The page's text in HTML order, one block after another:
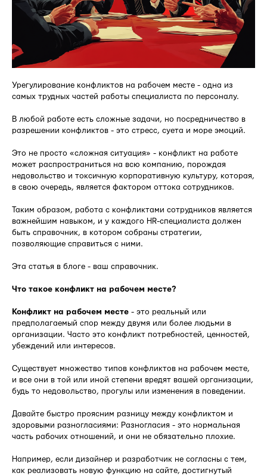
Урегулирование конфликтов на рабочем месте - одна из
самых трудных частей работы специалиста по персоналу.
В любой работе есть сложные задачи, но посредничество в
разрешении конфликтов - это стресс, суета и море эмоций.
Это не просто «сложная ситуация» - конфликт на работе
может распространиться на всю компанию, порождая
недовольство и токсичную корпоративную культуру, которая,
в свою очередь, является фактором оттока сотрудников.
Таким образом, работа с конфликтами сотрудников является
важнейшим навыком, и у каждого HR-специалиста должен
быть справочник, в котором собраны стратегии,
позволяющие справиться с ними.
Эта статья в блоге - ваш справочник.
Что такое конфликт на рабочем месте?
Конфликт на рабочем месте - это реальный или
предполагаемый спор между двумя или более людьми в
организации. Часто это конфликт потребностей, ценностей,
убеждений или интересов.
Существует множество типов конфликтов на рабочем месте,
и все они в той или иной степени вредят вашей организации,
будь то недовольство, прогулы или изменения в поведении.
Давайте быстро проясним разницу между конфликтом и
здоровыми разногласиями: Разногласия - это нормальная
часть рабочих отношений, и они не обязательно плохие.
Например, если дизайнер и разработчик не согласны с тем,
как реализовать новую функцию на сайте, достигнутый